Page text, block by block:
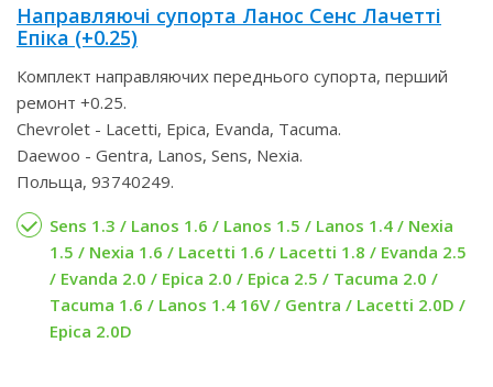
Направляючі супорта Ланос Сенс Лачетті
Епіка (+0.25)
Комплект направляючих переднього супорта, перший
ремонт +0.25.
Chevrolet - Lacetti, Epica, Evanda, Tacuma.
Daewoo - Gentra, Lanos, Sens, Nexia.
Польща, 93740249.
Sens 1.3 / Lanos 1.6 / Lanos 1.5 / Lanos 1.4 / Nexia
1.5 / Nexia 1.6 / Lacetti 1.6 / Lacetti 1.8 / Evanda 2.5
/ Evanda 2.0 / Epica 2.0 / Epica 2.5 / Tacuma 2.0 /
Tacuma 1.6 / Lanos 1.4 16V / Gentra / Lacetti 2.0D /
Epica 2.0D